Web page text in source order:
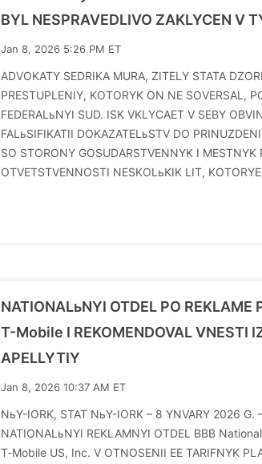
BYL NESPRAVEDLIVO ZAKLYCEN V
Jan 8, 2026 5:26 PM ET
ADVOKATY SEDRIKA MURA, ZITELY STATA
PRESTUPLENIY, KOTORYK ON NE SOVERSAL,
FEDERALьNYI SUD. ISK VKLYCAET V SEBY
FALьSIFIKATII DOKAZATELьSTV DO
SO STORONY GOSUDARSTVENNYK I
OTVETSTVENNOSTI NESKOLьKIK LIT,
NATIONALьNYI OTDEL PO REKLAME
T-Mobile I REKOMENDOVAL VNESTI
APELLYTIY
Jan 8, 2026 10:37 AM ET
NьY-IORK, STAT NьY-IORK – 8 YNVARY 2026
NATIONALьNYI REKLAMNYI OTDEL BBB
T‑Mobile US, Inc. V OTNOSENII EE TARIFNYK